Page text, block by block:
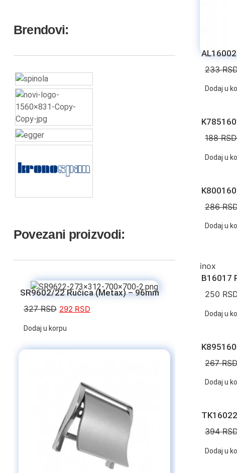
Brendovi:
Povezani proizvodi:
SR9602/22 Ručica (Metax) – 96mm
327RSD 292 RSD
Dodaj u korpu
233
Dodaj u
188RSD
Dodaj u
286
Dodaj u
inox
B16017
250
Dodaj u
267
Dodaj u
394
Dodaj u